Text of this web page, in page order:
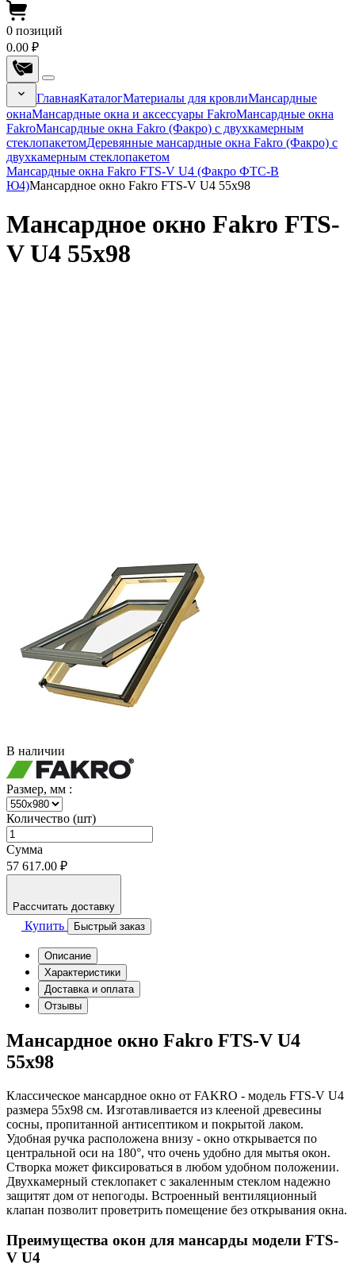
0 позиций
0.00 ₽
ГлавнаяКаталогМатериалы для кровлиМансардные
окнаМансардные окна и аксессуары FakroМансардные окна
FakroМансардные окна Fakro (Факро) с двухкамерным
стеклопакетомДеревянные мансардные окна Fakro (Факро) с
двухкамерным стеклопакетом
Мансардные окна Fakro FTS-V U4 (Факро ФТС-В
Ю4)Мансардное окно Fakro FTS-V U4 55x98
Мансардное окно Fakro FTS-
V U4 55x98
В наличии
Размер, мм :
Количество (шт)
Сумма
57 617.00 ₽
Рассчитать доставку
Купить Быстрый заказ
Описание
Характеристики
Доставка и оплата
Отзывы
Мансардное окно Fakro FTS-V U4
55х98
Классическое мансардное окно от FAKRO - модель FTS-V U4
размера 55х98 см. Изготавливается из клееной древесины
сосны, пропитанной антисептиком и покрытой лаком.
Удобная ручка расположена внизу - окно открывается по
центральной оси на 180°, что очень удобно для мытья окон.
Створка может фиксироваться в любом удобном положении.
Двухкамерный стеклопакет с закаленным стеклом надежно
защитят дом от непогоды. Встроенный вентиляционный
клапан позволит проветрить помещение без открывания окна.
Преимущества окон для мансарды модели FTS-
V U4